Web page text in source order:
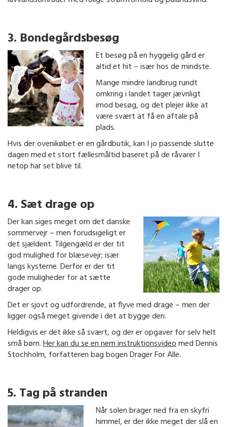
3. Bondegårdsbesøg
Et besøg på en hyggelig gård er
altid et hit – især hos de mindste.
Mange mindre landbrug rundt
omkring i landet tager jævnligt
imod besøg, og det plejer ikke at
være svært at få en aftale på
plads.
Hvis der ovenikøbet er en gårdbutik, kan I jo passende slutte
dagen med et stort fællesmåltid baseret på de råvarer I
netop har set blive til.
4. Sæt drage op
Der kan siges meget om det danske
sommervejr – men forudsigeligt er
det sjældent. Tilgengæld er der tit
god mulighed for blæsevejr; især
langs kysterne. Derfor er der tit
gode muligheder for at sætte
drager op.
Det er sjovt og udfordrende, at flyve med drage – men der
ligger også meget givende i det at bygge den.
Heldigvis er det ikke så svært, og der er opgaver for selv helt
små børn.Her kan du se en nem instruktionsvideomed Dennis
Stochholm, forfatteren bag bogen Drager For Alle.
5. Tag på stranden
Når solen brager ned fra en skyfri
himmel, er der ikke meget der slå en